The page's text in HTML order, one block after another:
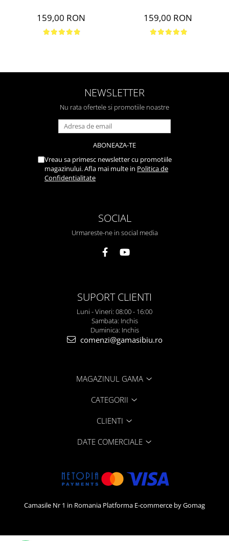
159,00 RON 159,00 RON
NEWSLETTER
Nu rata ofertele si promotiile noastre
Vreau sa primesc newsletter cu promotiile
magazinului. Afla mai multe in Politica de
Confidentialitate
SOCIAL
Urmareste-ne in social media
SUPORT CLIENTI
Luni - Vineri: 08:00 - 16:00
Sambata: Inchis
Duminica: Inchis
comenzi@gamasibiu.ro
MAGAZINUL GAMA
CATEGORII
CLIENTI
DATE COMERCIALE
Camasile Nr 1 in Romania Platforma E-commerce by Gomag